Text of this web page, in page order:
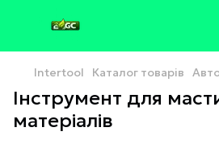
Intertool Каталог товарів
Інструмент для
матеріалів